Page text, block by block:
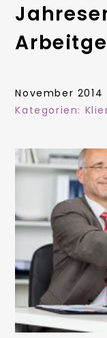
November 2014
Kategorien: